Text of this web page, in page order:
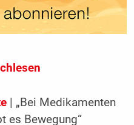
| „Bei Medikamenten
es Bewegung“